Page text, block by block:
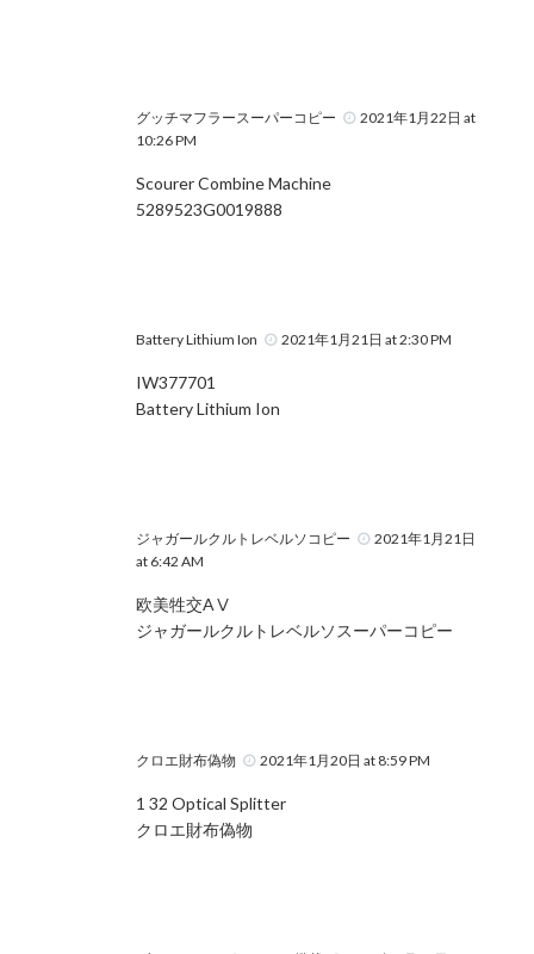
グッチマフラースーパーコピー
2021年1月22日 at
10:26 PM
Scourer Combine Machine
5289523G0019888
Battery Lithium Ion 2021年1月21日 at 2:30 PM
IW377701
Battery Lithium Ion
ジャガールクルトレベルソコピー
2021年1月21日
at 6:42 AM
欧美牲交AⅤ
ジャガールクルトレベルソスーパーコピー
クロエ財布偽物 2021年1月20日 at 8:59 PM
1 32 Optical Splitter
クロエ財布偽物